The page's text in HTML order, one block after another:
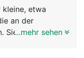
kleine, etwa
an der
Sie produzieren
...mehr sehen